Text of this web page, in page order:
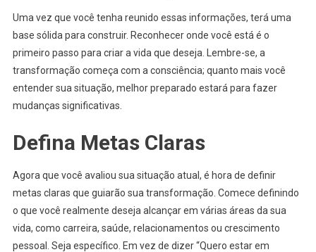
Uma vez que você tenha reunido essas informações, terá uma
base sólida para construir. Reconhecer onde você está é o
primeiro passo para criar a vida que deseja. Lembre-se, a
transformação começa com a consciência; quanto mais você
entender sua situação, melhor preparado estará para fazer
mudanças significativas.
Defina Metas Claras
Agora que você avaliou sua situação atual, é hora de definir
metas claras que guiarão sua transformação. Comece definindo
o que você realmente deseja alcançar em várias áreas da sua
vida, como carreira, saúde, relacionamentos ou crescimento
pessoal. Seja específico. Em vez de dizer “Quero estar em